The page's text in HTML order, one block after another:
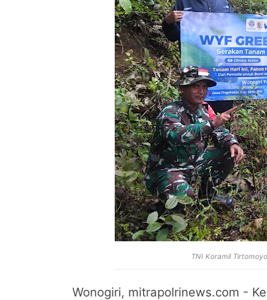
TNI Koramil
Wonogiri, mitrapolrinews.com -